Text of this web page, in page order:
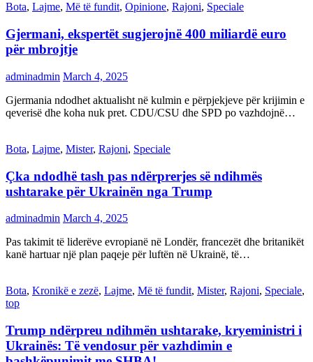
Bota, Lajme, Më të fundit, Opinione, Rajoni, Speciale
Gjermani, ekspertët sugjerojnë 400 miliardë euro
për mbrojtje
adminadmin March 4, 2025
Gjermania ndodhet aktualisht në kulmin e përpjekjeve për krijimin e
qeverisë dhe koha nuk pret. CDU/CSU dhe SPD po vazhdojnë…
Bota, Lajme, Mister, Rajoni, Speciale
Çka ndodhë tash pas ndërprerjes së ndihmës
ushtarake për Ukrainën nga Trump
adminadmin March 4, 2025
Pas takimit të liderëve evropianë në Londër, francezët dhe britanikët
kanë hartuar një plan paqeje për luftën në Ukrainë, të…
Bota, Kronikë e zezë, Lajme, Më të fundit, Mister, Rajoni, Speciale,
top
Trump ndërpreu ndihmën ushtarake, kryeministri i
Ukrainës: Të vendosur për vazhdimin e